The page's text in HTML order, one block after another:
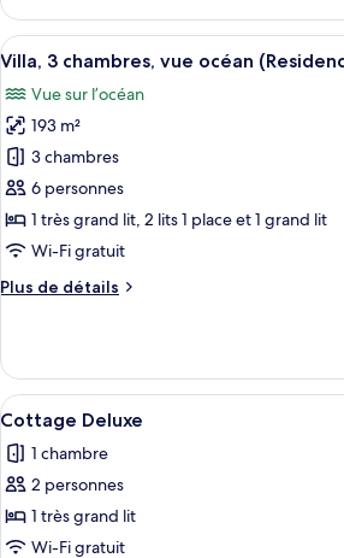
chambres,
en
front
de
plage
(Collection)
le
type
de
Chambre,
4
chambres,
en
front
de
plage
(Collection)
Afficher
toutes
les
photos
pour
ce
type
de
chambre :
Villa,
vue
océan
(Residence)
Un
10
Villa, 3 chambres, vue océan
Vue sur l’océan
193 m²
3 chambres
6 personnes
1 très grand lit, 2 lits 1 place et 1 grand lit
Wi-Fi gratuit
Plus de détails
Plus
le
type
de
chambre
Villa,
3
vue
océan
Afficher
toutes
les
photos
pour
ce
Un
7
Cottage Deluxe
1 chambre
2 personnes
1 très grand lit
Wi-Fi gratuit